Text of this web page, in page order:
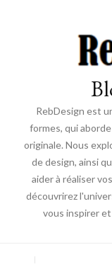
RebDesign est
formes, qui
originale. Nous
de design, ainsi
aider à réaliser
découvrirez
vous inspirer